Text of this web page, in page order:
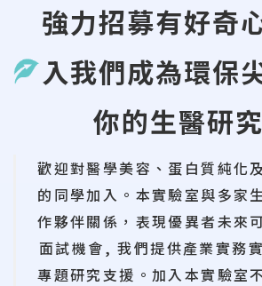
強力招募有好奇
入我們成為環保
你的生醫研
歡迎對醫學美容、蛋白質純化
的同學加入。本實驗室與多家
作夥伴關係，表現優異者未來
面試機會, 我們提供產業實務
專題研究支援。加入本實驗室